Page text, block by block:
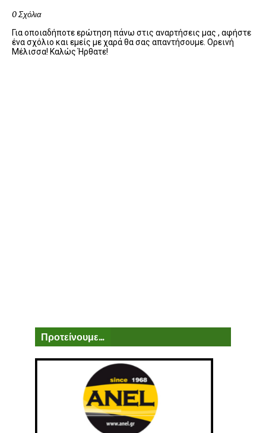
0 Σχόλια
Για οποιαδήποτε ερώτηση πάνω στις αναρτήσεις μας , αφήστε
ένα σχόλιο και εμείς με χαρά θα σας απαντήσουμε. Ορεινή
Μέλισσα! Καλώς Ήρθατε!
Προτείνουμε...